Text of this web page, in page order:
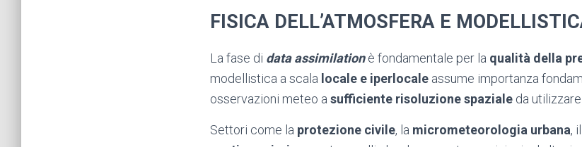
FISICA DELL’ATMOSFERA E
La fase di data assimilationè fondamentale per la qualità della
modellistica a scala locale e iperlocale assume importanza
osservazioni meteo a sufficiente risoluzione spaziale da
Settori come la protezione civile, la micrometeorologia urbana, il